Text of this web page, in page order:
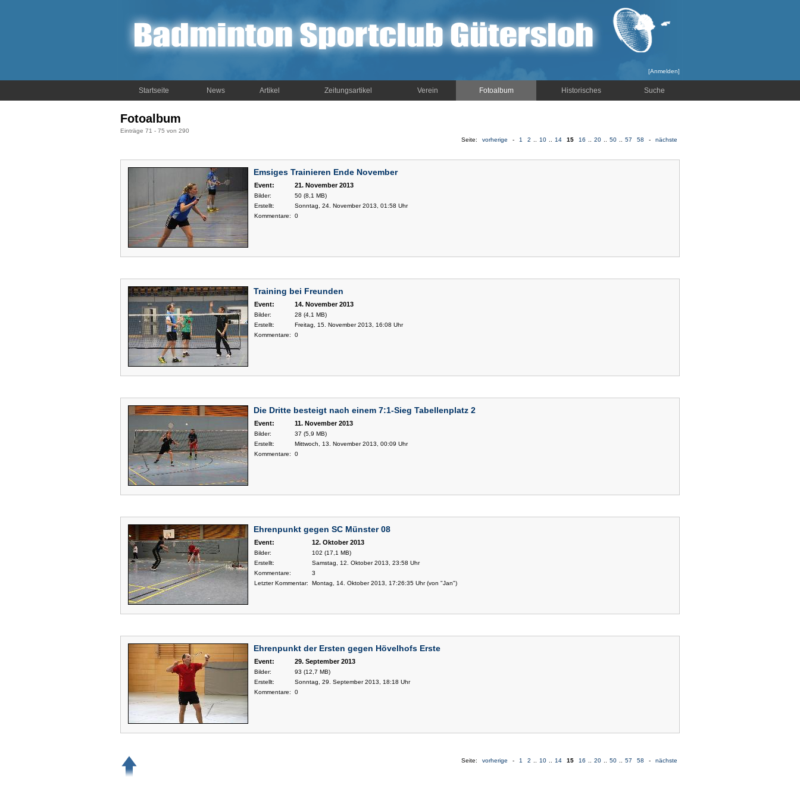
[Anmelden]
Startseite News Artikel Zeitungsartikel Verein Fotoalbum Historisches Suche
Fotoalbum
Einträge 71 - 75 von 290
Seite:
vorherige - 1 2 10 14 15 16 20 50 57 58 - nächste
Emsiges Trainieren Ende November
Event: 21. November 2013
Bilder:
50 (8,1 MB)
Erstellt:
Sonntag, 24. November 2013, 01:58 Uhr
Kommentare:
0
Training bei Freunden
Event: 14. November 2013
Bilder:
28 (4,1 MB)
Erstellt:
Freitag, 15. November 2013, 16:08 Uhr
Kommentare:
0
Die Dritte besteigt nach einem 7:1-Sieg Tabellenplatz 2
Event: 11. November 2013
Bilder:
37 (5,9 MB)
Erstellt:
Mittwoch, 13. November 2013, 00:09 Uhr
Kommentare:
0
Ehrenpunkt gegen SC Münster 08
Event: 12. Oktober 2013
Bilder:
102 (17,1 MB)
Erstellt:
Samstag, 12. Oktober 2013, 23:58 Uhr
Kommentare:
3
Letzter Kommentar:
Montag, 14. Oktober 2013, 17:26:35 Uhr (von "Jan")
Ehrenpunkt der Ersten gegen Hövelhofs Erste
Event: 29. September 2013
Bilder:
93 (12,7 MB)
Erstellt:
Sonntag, 29. September 2013, 18:18 Uhr
Kommentare:
0
Seite: vorherige - 1 2 10 14 15 16 20 50 57 58 - nächste